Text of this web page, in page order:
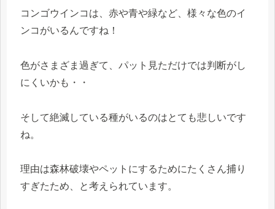
コンゴウインコは、赤や青や緑など、様々な色のイ
ンコがいるんですね！
色がさまざま過ぎて、パット見ただけでは判断がし
にくいかも・・
そして絶滅している種がいるのはとても悲しいです
ね。
理由は森林破壊やペットにするためにたくさん捕り
すぎたため、と考えられています。